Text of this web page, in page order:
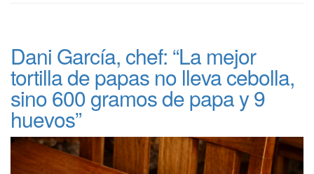
Dani García, chef: “La mejor
tortilla de papas no lleva cebolla,
sino 600 gramos de papa y 9
huevos”